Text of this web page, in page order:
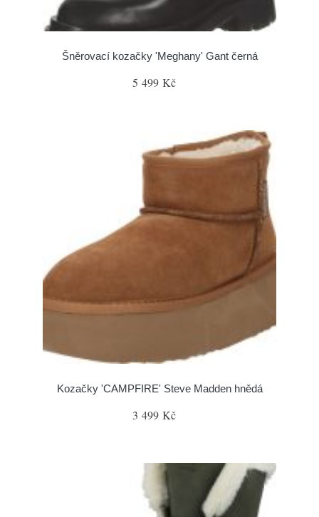
Šněrovací kozačky 'Meghany' Gant černá
5 499 Kč
Kozačky 'CAMPFIRE' Steve Madden hnědá
3 499 Kč